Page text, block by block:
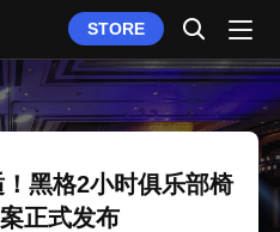
STORE
黑格2小时俱乐部椅
正式发布